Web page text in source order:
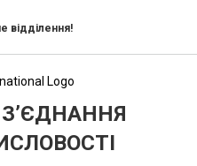
відділення!